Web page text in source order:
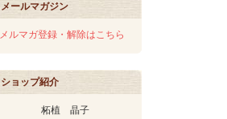
メールマガジン
メルマガ登録・解除はこちら
ショップ紹介
柘植 晶子